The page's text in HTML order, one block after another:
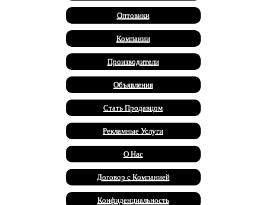
Оптовики
Компании
Производители
Объявления
Стать Продавцом
Рекламные Услуги
О Нас
Договор с Компанией
Конфиденциальность